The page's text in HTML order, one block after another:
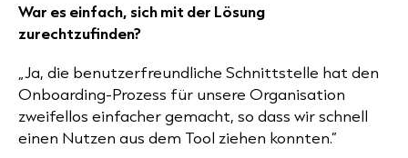
War es einfach, sich mit der Lösung
zurechtzufinden?
„Ja, die benutzerfreundliche Schnittstelle hat den
Onboarding-Prozess für unsere Organisation
zweifellos einfacher gemacht, so dass wir schnell
einen Nutzen aus dem Tool ziehen konnten.”